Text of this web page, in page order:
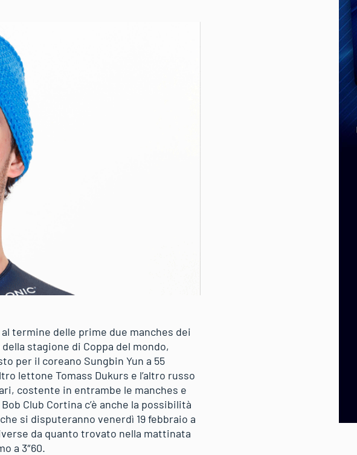
termine delle prime due manches dei
stagione di Coppa del mondo,
per il coreano Sungbin Yun a 55
lettone Tomass Dukurs e l’altro russo
costente in entrambe le manches e
Club Cortina c’è anche la possibilità
si disputeranno venerdì 19 febbraio a
da quanto trovato nella mattinata
a 3″60.